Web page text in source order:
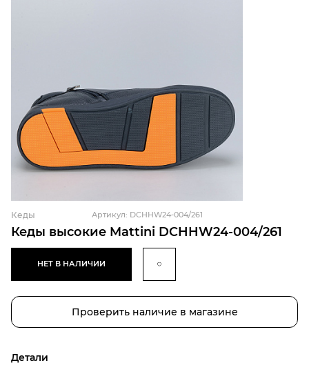
Кеды высокие Mattini DCHHW24-004/261
Кеды Артикул: DCHHW24-004/261
НЕТ В НАЛИЧИИ
Проверить наличие в магазине
Детали